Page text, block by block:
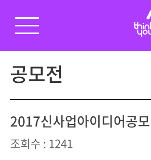
공모전
2017신사업아이디어공모
조회수 : 1241